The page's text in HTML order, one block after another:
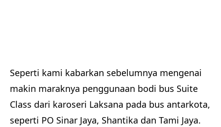
Seperti kami kabarkan sebelumnya mengenai
makin maraknya penggunaan bodi bus Suite
Class dari karoseri Laksana pada bus antarkota,
seperti PO Sinar Jaya, Shantika dan Tami Jaya.